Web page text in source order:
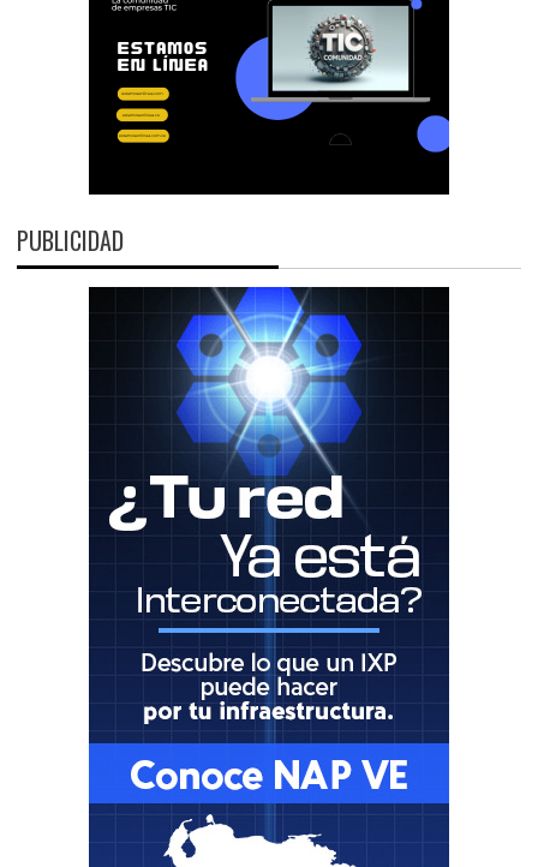
PUBLICIDAD